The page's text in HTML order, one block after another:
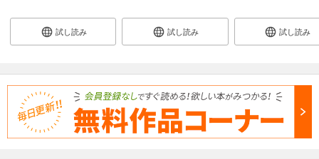
試し読み 試し読み 試し読み